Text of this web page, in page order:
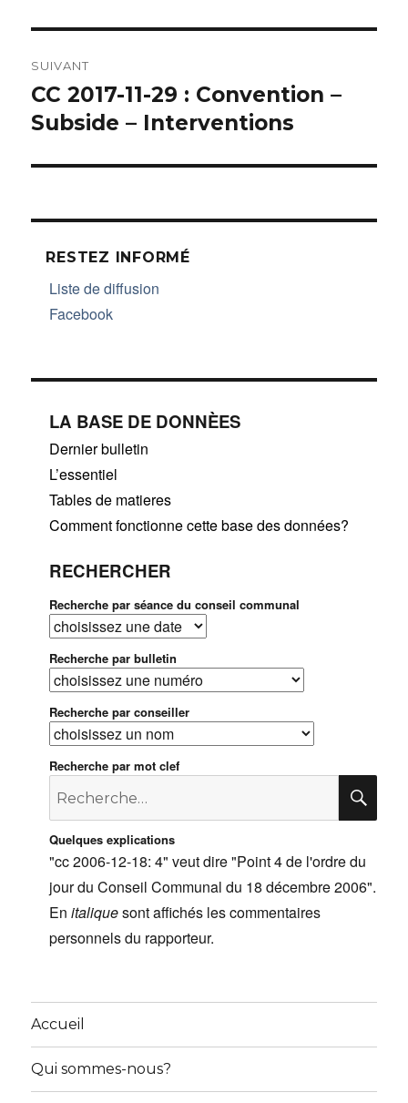
SUIVANT
Article
suivant :
CC 2017-11-29 : Convention –
Subside – Interventions
RESTEZ INFORMÉ
Liste de diffusion
Facebook
LA BASE DE DONNÈES
Dernier bulletin
L’essentiel
Tables de matieres
Comment fonctionne cette base des données?
RECHERCHER
Recherche par séance du conseil communal
Recherche par bulletin
Recherche par conseiller
Recherche par mot clef
Recherche
:Quelques explications
"cc 2006-12-18: 4" veut dire "Point 4 de l'ordre du
jour du Conseil Communal du 18 décembre 2006".
Enitaliquesont affichés les commentaires
personnels du rapporteur.
Accueil
Qui sommes-nous?